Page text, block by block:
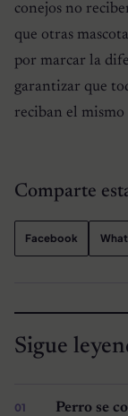
conejos no
que otras
por marcar la
garantizar que
reciban el mismo
Comparte
Facebook
Sigue
Perro se